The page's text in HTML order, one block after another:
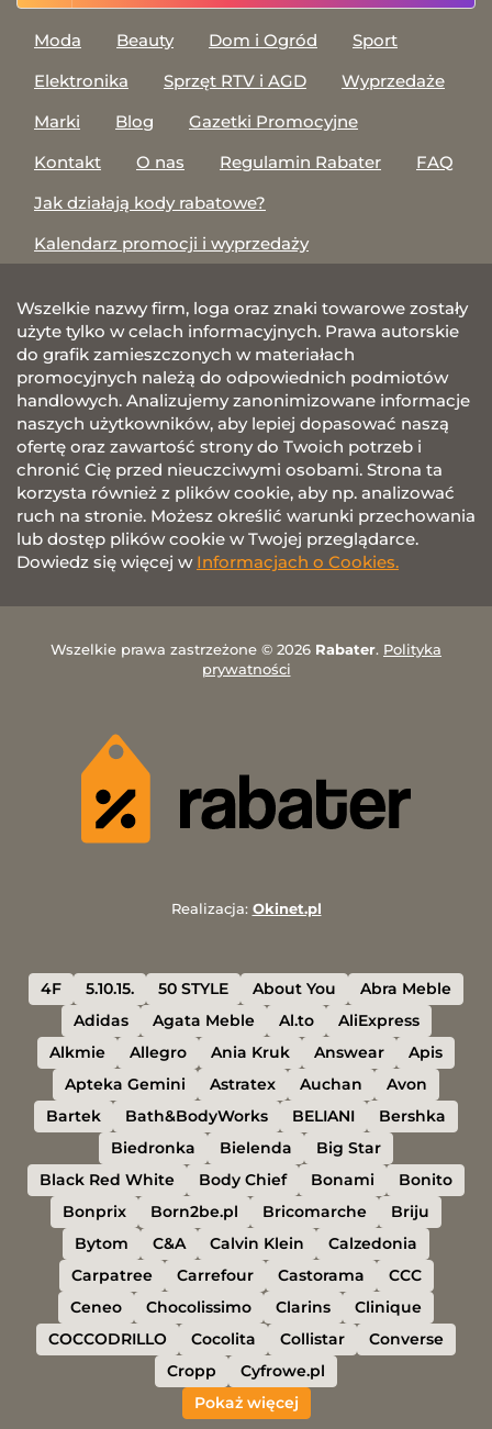
Moda Beauty Dom i Ogród
Sport
Elektronika
Sprzęt RTV i AGD
Wyprzedaże
Marki
Blog
Gazetki Promocyjne
Kontakt
O nas Regulamin Rabater
FAQ
Jak działają kody rabatowe?
Kalendarz promocji i wyprzedaży
Wszelkie nazwy firm, loga oraz znaki towarowe zostały
użyte tylko w celach informacyjnych. Prawa autorskie
do grafik zamieszczonych w materiałach
promocyjnych należą do odpowiednich podmiotów
handlowych. Analizujemy zanonimizowane informacje
naszych użytkowników, aby lepiej dopasować naszą
ofertę oraz zawartość strony do Twoich potrzeb i
chronić Cię przed nieuczciwymi osobami. Strona ta
korzysta również z plików cookie, aby np. analizować
ruch na stronie. Możesz określić warunki przechowania
lub dostęp plików cookie w Twojej przeglądarce.
Dowiedz się więcej w Informacjach o Cookies.
Wszelkie prawa zastrzeżone © 2026 Rabater. Polityka
prywatności
Realizacja: Okinet.pl
4F 5.10.15. 50 STYLE About You
Abra Meble
Adidas
Agata Meble Al.to
AliExpress
Alkmie
Allegro Ania Kruk Answear
Apis
Apteka Gemini
Astratex Auchan
Avon
Bartek
Bath&BodyWorks BELIANI
Bershka
Biedronka
Bielenda
Big Star
Black Red White
Body Chief Bonami
Bonito
Bonprix
Born2be.pl Bricomarche
Briju
Bytom
C&A Calvin Klein
Calzedonia
Carpatree
Carrefour Castorama
CCC
Ceneo
Chocolissimo Clarins
Clinique
COCCODRILLO
Cocolita Collistar
Converse
Cropp
Cyfrowe.pl
Pokaż więcej